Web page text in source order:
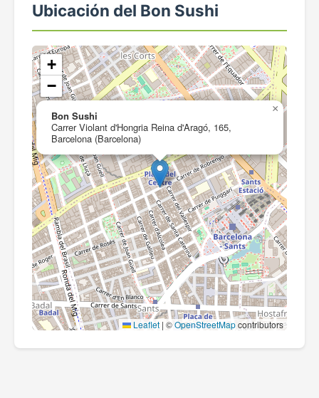
Ubicación del Bon Sushi
Bon Sushi
Carrer Violant d'Hongria Reina d'Aragó, 165,
Barcelona (Barcelona)
×
+
−
Leaflet | ©OpenStreetMapcontributors